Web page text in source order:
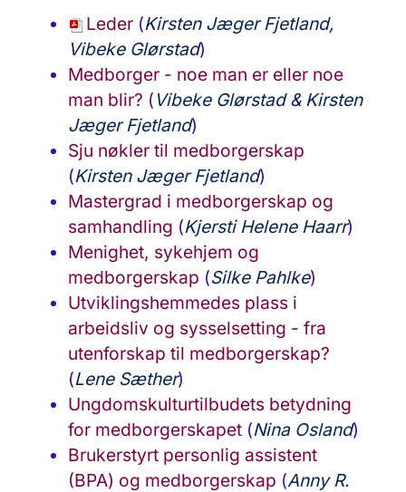
Leder (Kirsten Jæger Fjetland,
Vibeke Glørstad)
Medborger - noe man er eller noe
man blir? ( Vibeke Glørstad & Kirsten
Jæger Fjetland)
Sju nøkler til medborgerskap
(Kirsten Jæger Fjetland)
Mastergrad i medborgerskap og
samhandling (Kjersti Helene Haarr)
Menighet, sykehjem og
medborgerskap (Silke Pahlke)
Utviklingshemmedes plass i
arbeidsliv og sysselsetting - fra
utenforskap til medborgerskap?
(Lene Sæther)
Ungdomskulturtilbudets betydning
for medborgerskapet (Nina Osland)
Brukerstyrt personlig assistent
(BPA) og medborgerskap (Anny R.